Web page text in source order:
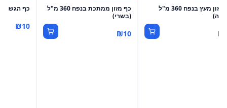
כף מזון מעץ בנפח 360 מ"ל
₪
כף מזון ממתכת בנפח 360 מ"ל
(בשרי)
₪10
כף הגשה
₪10